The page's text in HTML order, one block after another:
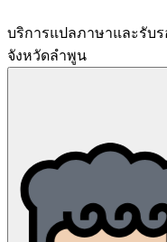
บริการแปลภาษาและรับ
จังหวัดลำพูน